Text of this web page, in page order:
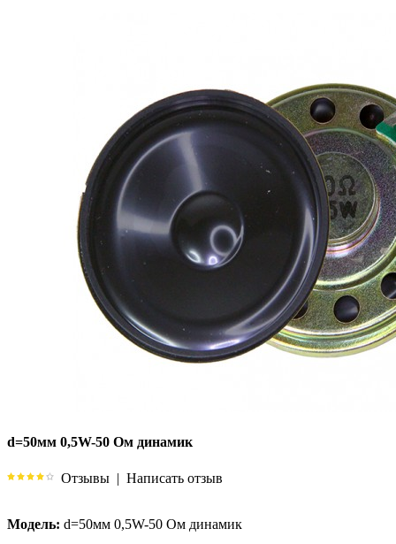
d=50мм 0,5W-50 Ом динамик
Отзывы | Написать отзыв
Модель: d=50мм 0,5W-50 Ом динамик